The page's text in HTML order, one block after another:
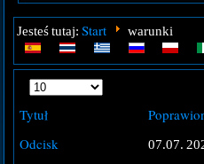
Jesteś tutaj:Start warunki
Pokaż
Tytuł
Odcisk
07.07.